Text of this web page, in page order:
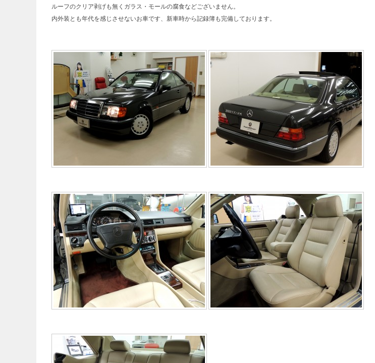
ルーフのクリア剥げも無くガラス・モールの腐食などございません。
内外装とも年代を感じさせないお車です、新車時から記録簿も完備しております。